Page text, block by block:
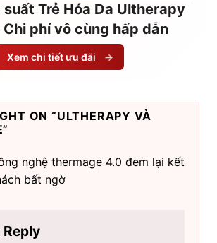
Trẻ Hóa Da Ultherapy
Chi phí vô cùng hấp dẫn
Xem chi tiết ưu đãi →
ON “ULTHERAPY VÀ
”
nghệ thermage 4.0 đem lại kết
bất ngờ
Reply